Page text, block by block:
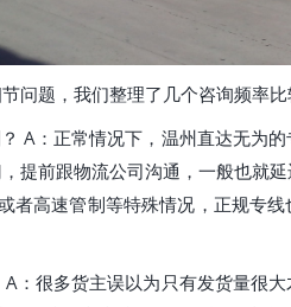
问题，我们整理了几个咨询频率比
A：正常情况下，温州直达无为
提前跟物流公司沟通，一般也就
者高速管制等特殊情况，正规专
：很多货主误以为只有发货量很